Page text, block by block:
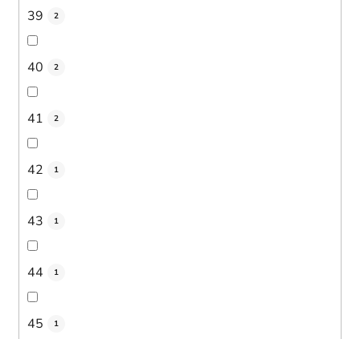
39 2
40 2
41 2
42 1
43 1
44 1
45 1